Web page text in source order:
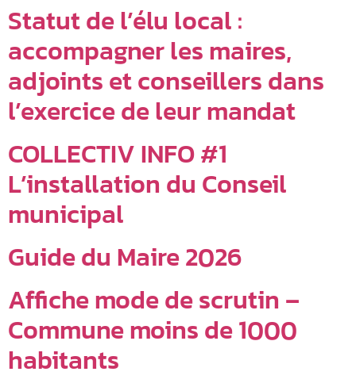
Statut de l’élu local :
accompagner les maires,
adjoints et conseillers dans
l’exercice de leur mandat
COLLECTIV INFO #1
L’installation du Conseil
municipal
Guide du Maire 2026
Affiche mode de scrutin –
Commune moins de 1000
habitants